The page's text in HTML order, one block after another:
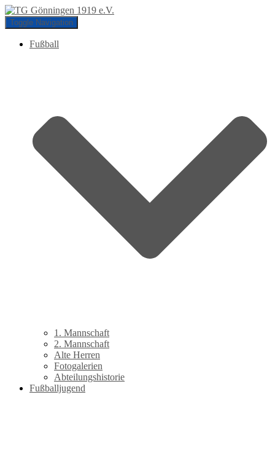
Toggle Navigation
Fußball
1. Mannschaft
2. Mannschaft
Alte Herren
Fotogalerien
Abteilungshistorie
Fußballjugend